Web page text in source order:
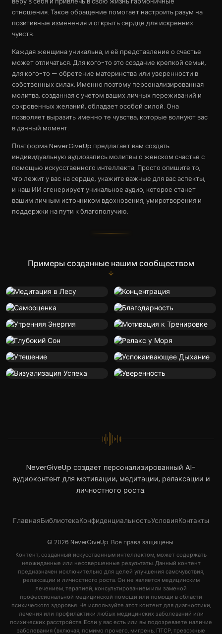
отношения. Такое обращение помогает настроить разум на
позитивные изменения и открыть сердце для искренних
чувств.
Каждая женщина уникальна, и её представление о счастье
может отличаться. Для кого-то это создание крепкой семьи,
для кого-то — обретение материнства или уверенности в
собственных силах. Именно поэтому персонализированная
молитва, созданная с учетом ваших личных переживаний и
сокровенных желаний, обладает особой силой. Она
позволяет выразить именно те чувства, которые волнуют вас
в данный момент.
Платформа NeverGiveUp предлагает вам создать
индивидуальную аудиозапись молитвы о женском счастье с
помощью искусственного интеллекта. Просто опишите то,
что лежит у вас на сердце, укажите важные для вас аспекты,
и наш ИИ сгенерирует уникальное аудио, которое станет
вашим личным источником вдохновения, умиротворения и
поддержки на пути к благополучию.
Примеры созданные нашим сообществом
NeverGiveUp создает персонализированный AI-
аудиоконтент для мотивации, медитации, релаксации и
личностного роста.
ГлавнаяБиблиотекаКонфиденциальностьУсловияКонтакты
© 2026 NeverGiveUp. Все права защищены.
Контент, созданный искусственным интеллектом, может содержать
неожиданные или несовершенные результаты. Данный контент
предназначен исключительно для целей улучшения самочувствия,
релаксации и личностного роста. Он не является медицинским
лечением, терапией, консультированием или заменой
профессиональной медицинской помощи или помощи в области
психического здоровья. Не используйте этот контент для диагностики,
лечения или профилактики любых медицинских заболеваний или
психических расстройств. Если у вас есть или вы подозреваете наличие
заболевания (включая, помимо прочего, мигрень, ПТСР, тревожные